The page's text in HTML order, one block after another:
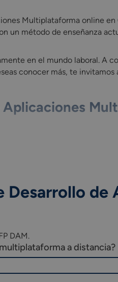
Multiplataforma online
un método de enseñanza
en el mundo laboral. A
conocer más, te
Aplicaciones
de información.
I y II.
los sectores productivos.
Desarrollo
DAM.
a distancia?